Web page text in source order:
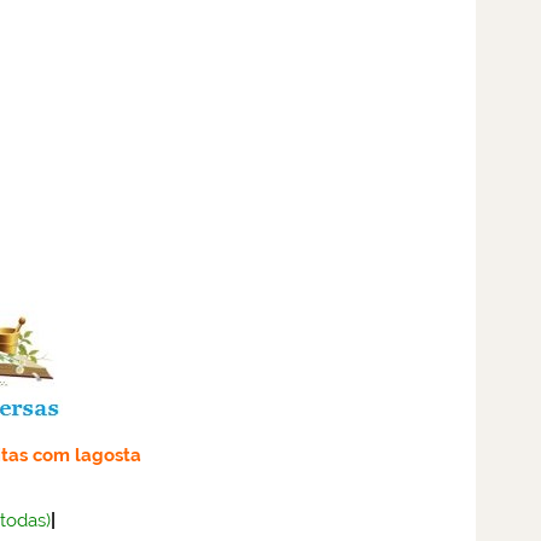
com lagosta